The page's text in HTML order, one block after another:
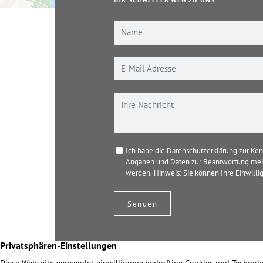
Ich habe die Datenschutzerklärung zur
Angaben und Daten zur Beantwortung
werden. Hinweis: Sie können Ihre